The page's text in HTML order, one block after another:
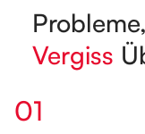
Vergiss
01